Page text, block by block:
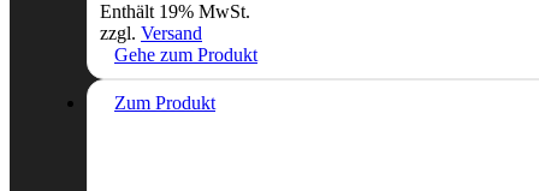
Enthält 19% MwSt.
zzgl. Versand
Gehe zum Produkt
Zum Produkt